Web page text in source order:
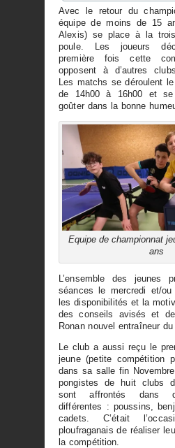
Avec le retour du
équipe de moins de 15
Alexis) se place à la
poule. Les joueurs
première fois cette
opposent à d’autres
Les matchs se déroulent
de 14h00 à 16h00 et
goûter dans la bonne
Equipe de championnat
ans
L’ensemble des jeunes
séances le mercredi et/
les disponibilités et la
des conseils avisés et de
Ronan nouvel entraîneur du
Le club a aussi reçu le
jeune (petite compétition
dans sa salle fin
pongistes de huit clubs
sont affrontés dans
différentes : poussins,
cadets. C’était
ploufraganais de réaliser
la compétition.